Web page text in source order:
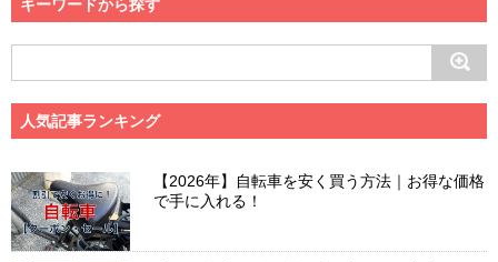
キーワードから探す
人気記事ランキング
【2026年】自転車を安く買う方法｜お得な価格
で手に入れる！